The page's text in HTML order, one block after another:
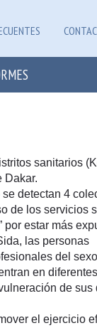
sanitarios
Dakar.
detectan 4
de los servicios
estar más
las personas
del
en diferentes
de sus
el ejercicio